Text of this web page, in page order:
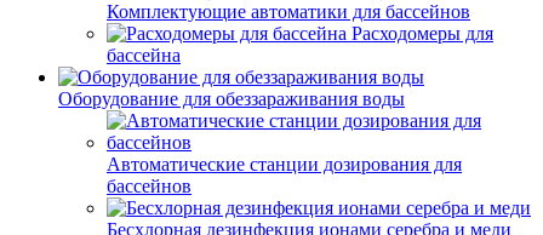
Комплектующие автоматики для бассейнов
Расходомеры для
бассейна
Оборудование для обеззараживания воды
Автоматические станции дозирования для
бассейнов
Беcхлорная дезинфекция ионами серебра и меди